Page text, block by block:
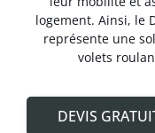
logement. Ainsi, le
représente une
volets
DEVIS